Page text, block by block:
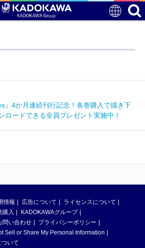
』4か月連続刊行記念！各巻購入で描き下
ロードできる全員プレゼント実施中！
情報 広告について
ライセンスについて
購入
KADOKAWAグループ
問い合わせ
プライバシーポリシー
Sell or Share My Personal Information
いて